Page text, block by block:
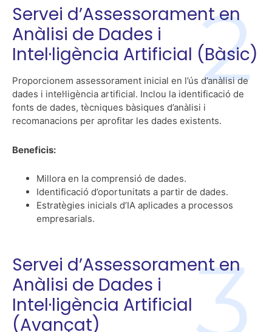
Servei d’Assessorament en
Anàlisi de Dades i
Intel·ligència Artificial (Bàsic)
Proporcionem assessorament inicial en l’ús d’anàlisi de
dades i intel·ligència artificial. Inclou la identificació de
fonts de dades, tècniques bàsiques d’anàlisi i
recomanacions per aprofitar les dades existents.
Beneficis:
Millora en la comprensió de dades.
Identificació d’oportunitats a partir de dades.
Estratègies inicials d’IA aplicades a processos
empresarials.
Servei d’Assessorament en
Anàlisi de Dades i
Intel·ligència Artificial
(Avançat)